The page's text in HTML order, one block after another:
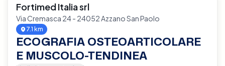
Fortimed Italia srl
Via Cremasca 24 - 24052 Azzano San Paolo
7.1 km
ECOGRAFIA OSTEOARTICOLARE
E MUSCOLO-TENDINEA